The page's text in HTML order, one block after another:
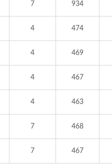
7 934
4 474
4 469
4 467
4 463
7 468
7 467